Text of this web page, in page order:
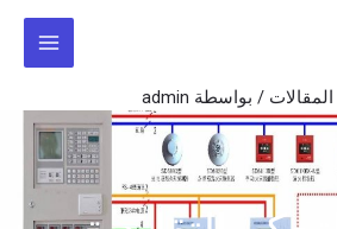
المقالات / بواسطة admin